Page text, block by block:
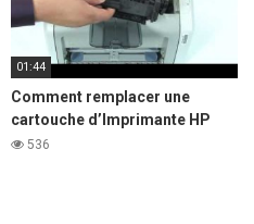
01:44
Comment remplacer une
cartouche d’Imprimante HP
LaserJet 1020
536